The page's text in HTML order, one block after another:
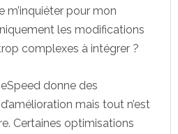
m’inquiéter pour mon
les modifications
complexes à intégrer ?
donne des
mais tout n’est
Certaines optimisations